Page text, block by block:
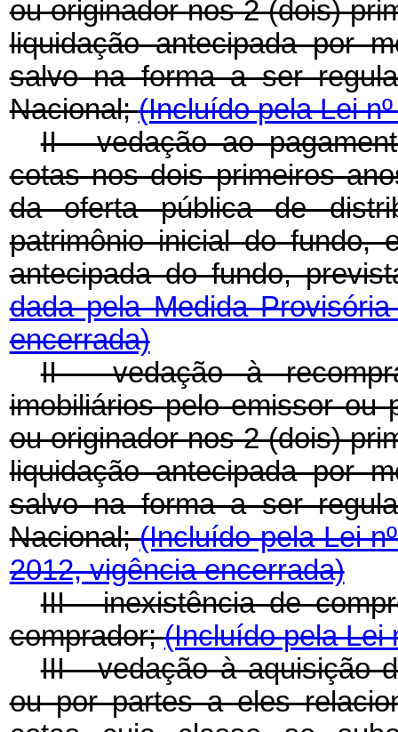
ou originador nos 2 (dois)
liquidação antecipada por
salvo na forma a ser
Nacional;(Incluído pela Lei
II - vedação ao
cotas nos dois primeiros
da oferta pública de
patrimônio inicial do fundo,
antecipada do fundo,
dada pela Medida
encerrada)
II - vedação à
imobiliários pelo emissor ou
ou originador nos 2 (dois)
liquidação antecipada por
salvo na forma a ser
Nacional;(Incluído pela Lei
2012, vigência encerrada)
III - inexistência de
comprador;(Incluído pela Lei
III - vedação à aquisição
ou por partes a eles